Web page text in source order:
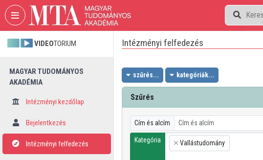
Fejléc kihagyása Menü kihagyása Tartalom kihagyása
VIDEOTORIUM
MAGYAR TUDOMÁNYOS
AKADÉMIA
Intézményi kezdőlap
Bejelentkezés
Intézményi felfedezés
Intézményi felfedezés
szűrés... kategóriák...
Szűrés
Cím és alcím
Kategória
×
Vallástudomány